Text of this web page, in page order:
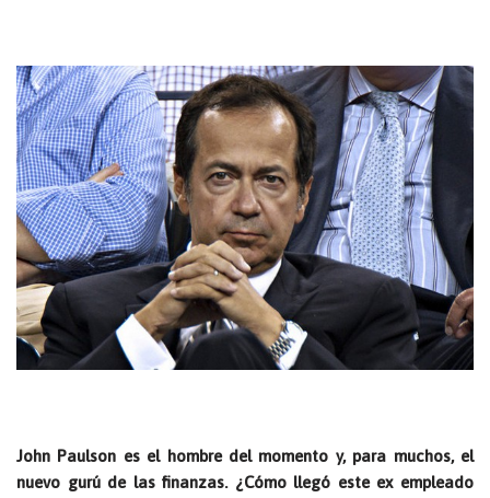
John Paulson es el hombre del momento y, para muchos, el
nuevo gurú de las finanzas. ¿Cómo llegó este ex empleado